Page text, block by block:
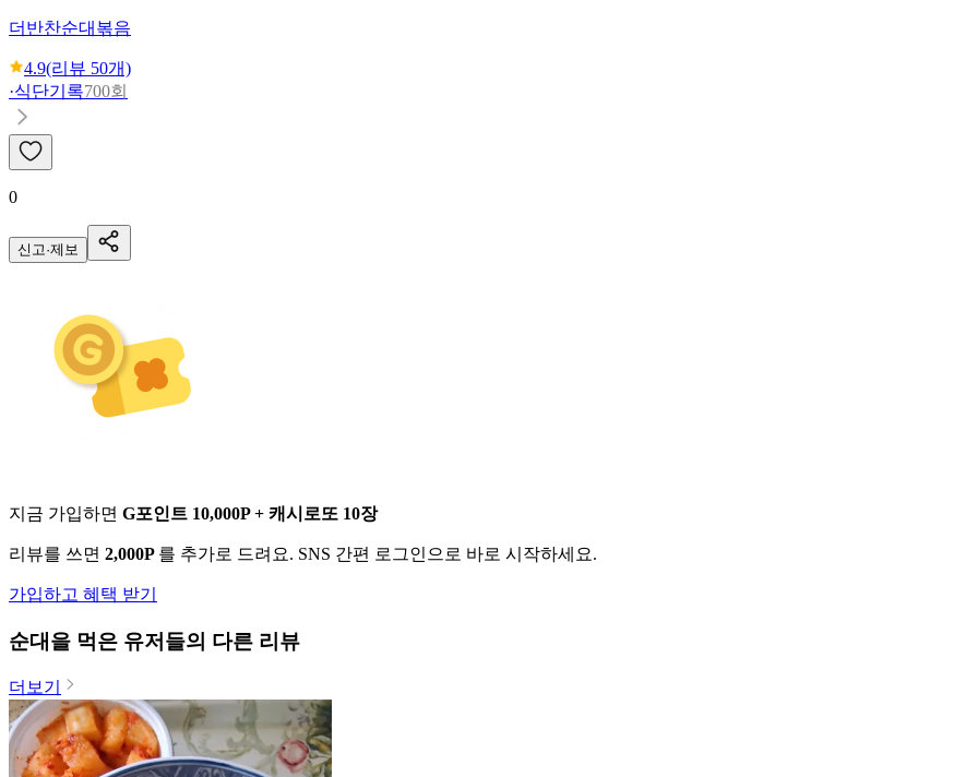
더반찬순대볶음
4.9(리뷰 50개)
·식단기록700회
0
신고·제보
지금 가입하면 G포인트 10,000P + 캐시로또 10장
리뷰를 쓰면 2,000P 를 추가로 드려요. SNS 간편 로그인으로 바로 시작하세요.
가입하고 혜택 받기
순대 을 먹은 유저들의 다른 리뷰
더보기